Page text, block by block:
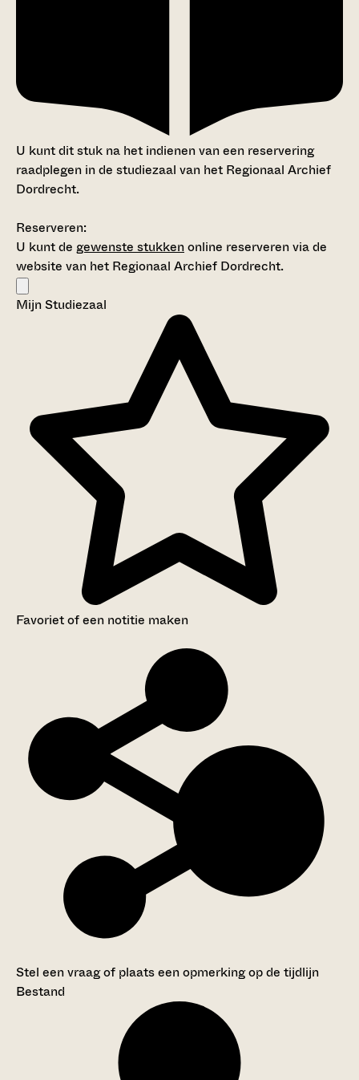
U kunt dit stuk na het indienen van een reservering
raadplegen in de studiezaal van het Regionaal Archief
Dordrecht.
Reserveren:
U kunt de gewenste stukkenonline reserveren via de
website van het Regionaal Archief Dordrecht.
Mijn Studiezaal
Favoriet of een notitie maken
Stel een vraag of plaats een opmerking op de tijdlijn
Bestand